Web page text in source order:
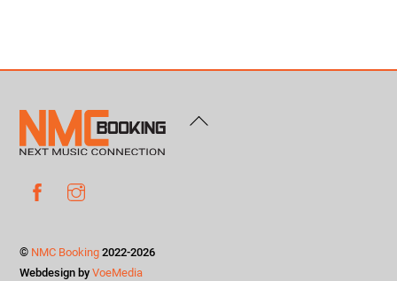
Back
Facebook
© NMC Booking 2022-2026
Webdesign byVoeMedia